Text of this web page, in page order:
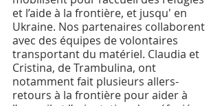
et l’aide à la frontière, et jusqu' en
Ukraine. Nos partenaires collaborent
avec des équipes de volontaires
transportant du matériel. Claudia et
Cristina, de Trambulina, ont
notamment fait plusieurs allers-
retours à la frontière pour aider à